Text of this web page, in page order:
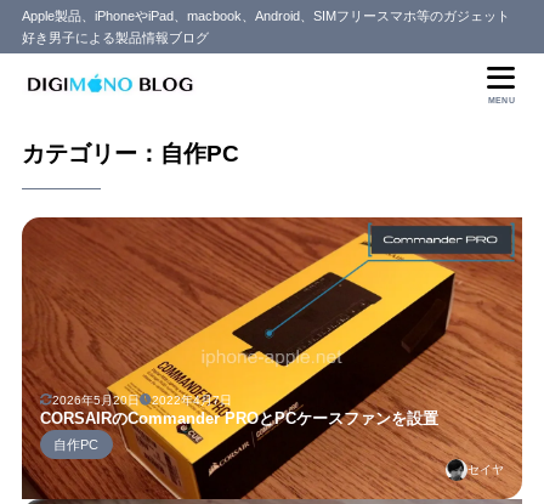
Apple製品、iPhoneやiPad、macbook、Android、SIMフリースマホ等のガジェット
好き男子による製品情報ブログ
MENU
カテゴリー：自作PC
2026年5月20日 2022年4月7日
CORSAIRのCommander PROとPCケースファンを設置
自作PC
セイヤ